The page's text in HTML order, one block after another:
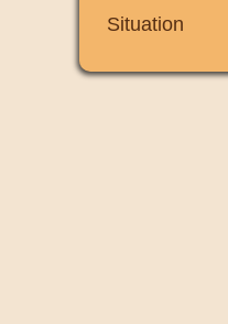
Situation